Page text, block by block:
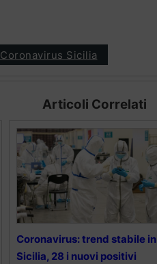
Coronavirus Sicilia
Articoli Correlati
Coronavirus: trend stabile in
Sicilia, 28 i nuovi positivi